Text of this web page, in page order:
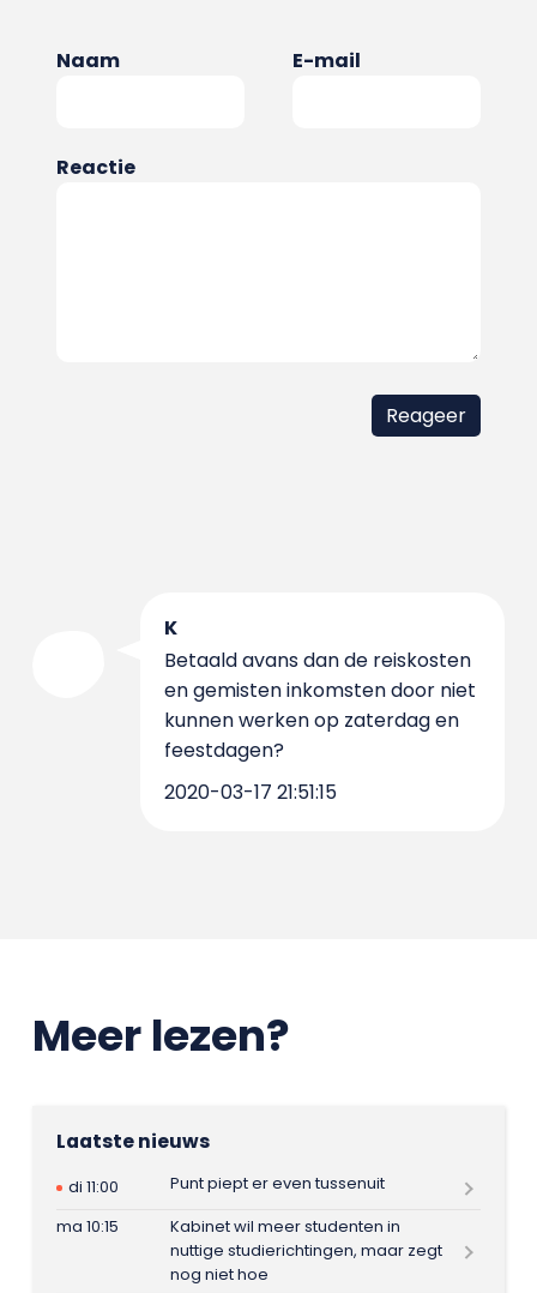
Naam E-mail
Reactie
K
Betaald avans dan de reiskosten
en gemisten inkomsten door niet
kunnen werken op zaterdag en
feestdagen?
2020-03-17 21:51:15
Meer lezen?
Laatste nieuws
di 11:00
Punt piept er even tussenuit
ma 10:15
Kabinet wil meer studenten in
nuttige studierichtingen, maar zegt
nog niet hoe